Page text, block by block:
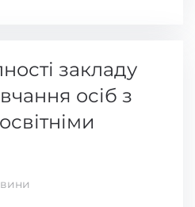
закладу
осіб з